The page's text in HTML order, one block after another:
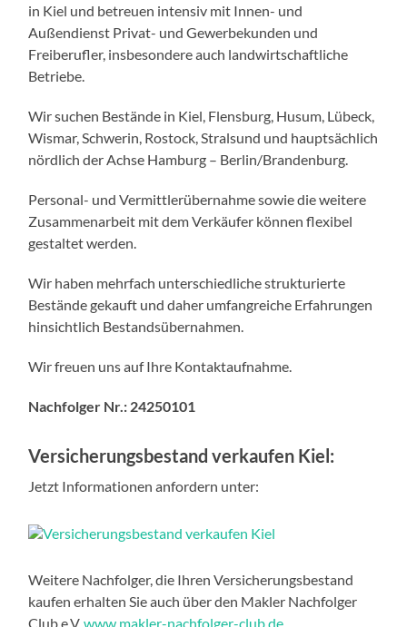
in Kiel und betreuen intensiv mit Innen- und
Außendienst Privat- und Gewerbekunden und
Freiberufler, insbesondere auch landwirtschaftliche
Betriebe.
Wir suchen Bestände in Kiel, Flensburg, Husum, Lübeck,
Wismar, Schwerin, Rostock, Stralsund und hauptsächlich
nördlich der Achse Hamburg – Berlin/Brandenburg.
Personal- und Vermittlerübernahme sowie die weitere
Zusammenarbeit mit dem Verkäufer können flexibel
gestaltet werden.
Wir haben mehrfach unterschiedliche strukturierte
Bestände gekauft und daher umfangreiche Erfahrungen
hinsichtlich Bestandsübernahmen.
Wir freuen uns auf Ihre Kontaktaufnahme.
Nachfolger Nr.: 24250101
Versicherungsbestand verkaufen Kiel:
Jetzt Informationen anfordern unter:
Weitere Nachfolger, die Ihren Versicherungsbestand
kaufen erhalten Sie auch über den Makler Nachfolger
Club e.V.www.makler-nachfolger-club.de